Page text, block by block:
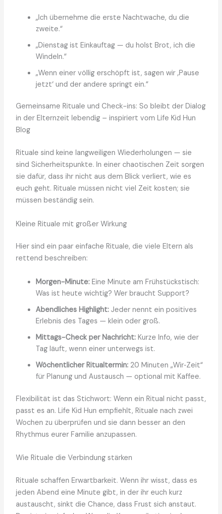
„Ich übernehme die erste Nachtwache, du die
zweite.“
„Dienstag ist Einkauftag — du holst Brot, ich die
Windeln.“
„Wenn einer völlig erschöpft ist, sagen wir ‚Pause
jetzt‘ und der andere springt ein.“
Gemeinsame Rituale und Check-ins: So bleibt der Dialog
in der Elternzeit lebendig – inspiriert vom Life Kid Hun
Blog
Rituale sind keine langweiligen Wiederholungen — sie
sind Sicherheitspunkte. In einer chaotischen Zeit sorgen
sie dafür, dass ihr nicht aus dem Blick verliert, wie es
euch geht. Rituale müssen nicht viel Zeit kosten; sie
müssen beständig sein.
Kleine Rituale mit großer Wirkung
Hier sind ein paar einfache Rituale, die viele Eltern als
rettend beschreiben:
Morgen-Minute:Eine Minute am Frühstückstisch:
Was ist heute wichtig? Wer braucht Support?
Abendliches Highlight:Jeder nennt ein positives
Erlebnis des Tages — klein oder groß.
Mittags-Check per Nachricht:Kurze Info, wie der
Tag läuft, wenn einer unterwegs ist.
Wöchentlicher Ritualtermin:20 Minuten „Wir‑Zeit“
für Planung und Austausch — optional mit Kaffee.
Flexibilität ist das Stichwort: Wenn ein Ritual nicht passt,
passt es an. Life Kid Hun empfiehlt, Rituale nach zwei
Wochen zu überprüfen und sie dann besser an den
Rhythmus eurer Familie anzupassen.
Wie Rituale die Verbindung stärken
Rituale schaffen Erwartbarkeit. Wenn ihr wisst, dass es
jeden Abend eine Minute gibt, in der ihr euch kurz
austauscht, sinkt die Chance, dass Frust sich anstaut.